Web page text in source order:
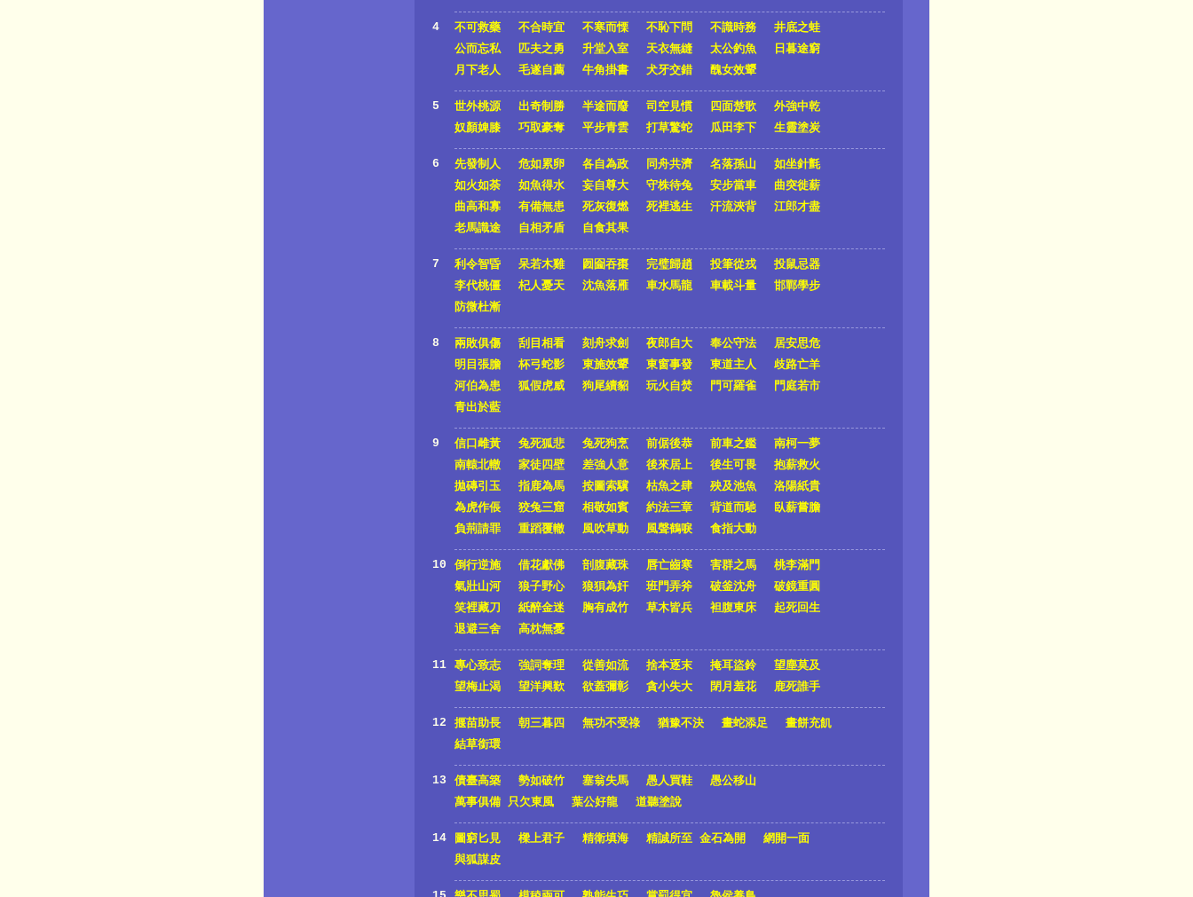
4 不可救藥 不合時宜 不寒而慄 不恥下問 不識時務
井底之蛙
公而忘私
匹夫之勇 升堂入室 天衣無縫 太公釣魚
日暮途窮
月下老人
毛遂自薦 牛角掛書 犬牙交錯 醜女效顰
5 世外桃源 出奇制勝 半途而廢 司空見慣 四面楚歌
外強中乾
奴顏婢膝
巧取豪奪 平步青雲 打草驚蛇 瓜田李下 生靈塗炭
6 先發制人 危如累卵 各自為政 同舟共濟 名落孫山
如坐針氈
如火如荼
如魚得水 妄自尊大 守株待兔 安步當車
曲突徙薪
曲高和寡
有備無患 死灰復燃 死裡逃生 汗流浹背
江郎才盡
老馬識途
自相矛盾 自食其果
7 利令智昏 呆若木雞 囫圇吞棗 完璧歸趙 投筆從戎
投鼠忌器
李代桃僵
杞人憂天 沈魚落雁 車水馬龍 車載斗量
邯鄲學步
防微杜漸
8 兩敗俱傷 刮目相看 刻舟求劍 夜郎自大 奉公守法
居安思危
明目張膽
杯弓蛇影 東施效顰 東窗事發 東道主人
歧路亡羊
河伯為患
狐假虎威 狗尾續貂 玩火自焚 門可羅雀
門庭若市
青出於藍
9 信口雌黃 兔死狐悲 兔死狗烹 前倨後恭 前車之鑑
南柯一夢
南轅北轍
家徒四壁 差強人意 後來居上 後生可畏
抱薪救火
拋磚引玉
指鹿為馬 按圖索驥 枯魚之肆 殃及池魚
洛陽紙貴
為虎作倀
狡兔三窟 相敬如賓 約法三章 背道而馳
臥薪嘗膽
負荊請罪
重蹈覆轍 風吹草動 風聲鶴唳 食指大動
10 倒行逆施 借花獻佛 剖腹藏珠 唇亡齒寒 害群之馬
桃李滿門
氣壯山河
狼子野心 狼狽為奸 班門弄斧 破釜沈舟
破鏡重圓
笑裡藏刀
紙醉金迷 胸有成竹 草木皆兵 袒腹東床
起死回生
退避三舍
高枕無憂
11 專心致志 強詞奪理 從善如流 捨本逐末 掩耳盜鈴
望塵莫及
望梅止渴
望洋興歎 欲蓋彌彰 貪小失大 閉月羞花 鹿死誰手
12 揠苗助長 朝三暮四 無功不受祿 猶豫不決 畫蛇添足
畫餅充飢
結草銜環
13 債臺高築 勢如破竹 塞翁失馬 愚人買鞋
愚公移山
萬事俱備 只欠東風
葉公好龍 道聽塗說
14 圖窮匕見 樑上君子 精衛填海 精誠所至 金石為開
網開一面
與狐謀皮